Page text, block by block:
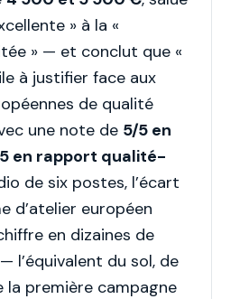
» à la «
» — et conclut que «
à justifier face aux
de qualité
une note de 5/5 en
en rapport qualité-
de six postes, l’écart
d’atelier européen
en dizaines de
l’équivalent du sol, de
la première campagne